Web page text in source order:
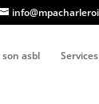
asbl Services